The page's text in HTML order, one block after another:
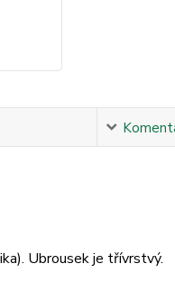
Ubrousek je třívrstvý.